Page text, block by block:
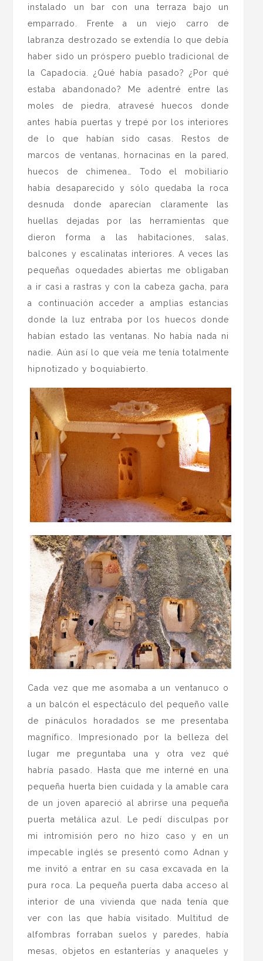
instalado un bar con una terraza bajo un
emparrado. Frente a un viejo carro de
labranza destrozado se extendía lo que debía
haber sido un próspero pueblo tradicional de
la Capadocia. ¿Qué había pasado? ¿Por qué
estaba abandonado? Me adentré entre las
moles de piedra, atravesé huecos donde
antes había puertas y trepé por los interiores
de lo que habían sido casas. Restos de
marcos de ventanas, hornacinas en la pared,
huecos de chimenea… Todo el mobiliario
había desaparecido y sólo quedaba la roca
desnuda donde aparecían claramente las
huellas dejadas por las herramientas que
dieron forma a las habitaciones, salas,
balcones y escalinatas interiores. A veces las
pequeñas oquedades abiertas me obligaban
a ir casi a rastras y con la cabeza gacha, para
a continuación acceder a amplias estancias
donde la luz entraba por los huecos donde
habían estado las ventanas. No había nada ni
nadie. Aún así lo que veía me tenía totalmente
hipnotizado y boquiabierto.
Cada vez que me asomaba a un ventanuco o
a un balcón el espectáculo del pequeño valle
de pináculos horadados se me presentaba
magnífico. Impresionado por la belleza del
lugar me preguntaba una y otra vez qué
habría pasado. Hasta que me interné en una
pequeña huerta bien cuidada y la amable cara
de un joven apareció al abrirse una pequeña
puerta metálica azul. Le pedí disculpas por
mi intromisión pero no hizo caso y en un
impecable inglés se presentó como Adnan y
me invitó a entrar en su casa excavada en la
pura roca. La pequeña puerta daba acceso al
interior de una vivienda que nada tenía que
ver con las que había visitado. Multitud de
alfombras forraban suelos y paredes, había
mesas, objetos en estanterías y anaqueles y